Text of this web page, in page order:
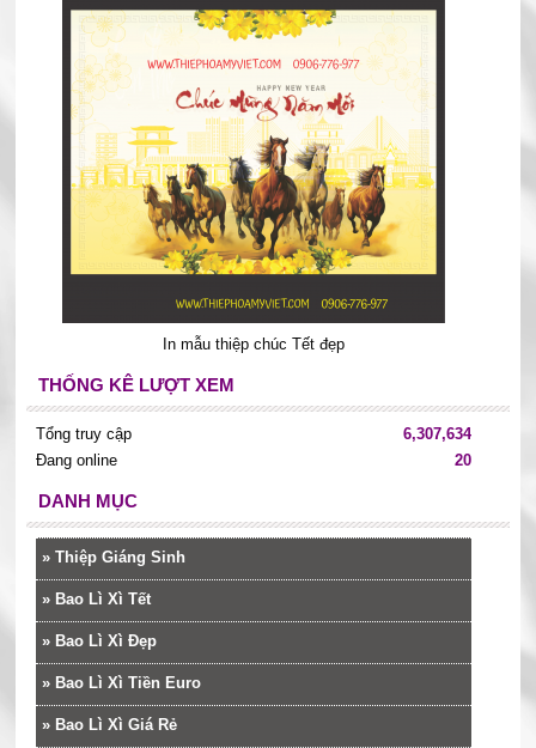
In mẫu thiệp chúc Tết đẹp
THỐNG KÊ LƯỢT XEM
Tổng truy cập
6,307,634
Đang online
20
DANH MỤC
» Thiệp Giáng Sinh
» Bao Lì Xì Tết
» Bao Lì Xì Đẹp
» Bao Lì Xì Tiền Euro
» Bao Lì Xì Giá Rẻ